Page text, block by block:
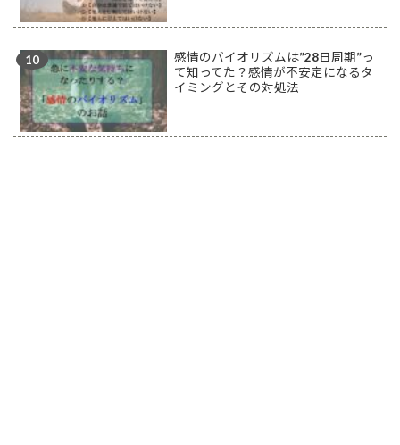
感情のバイオリズムは”28日周期”っ
て知ってた？感情が不安定になるタ
イミングとその対処法